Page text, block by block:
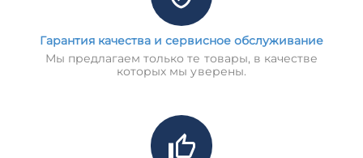
Гарантия качества и сервисное обслуживание
Мы предлагаем только те товары, в качестве
которых мы уверены.